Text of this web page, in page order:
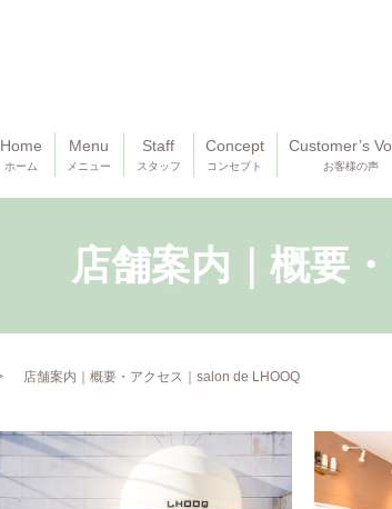
Home
ホーム
Menu
メニュー
Staff
スタッフ
Concept
コンセプト
Customer’s
お客様の声
店舗案内｜概要
店舗案内｜概要・アクセス｜salon de LHOOQ